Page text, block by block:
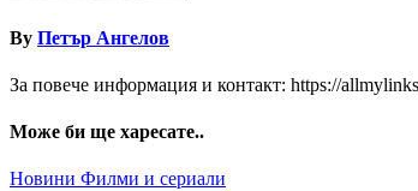
By Петър Ангелов
За повече информация и контакт: https://
Може би ще харесате..
Новини Филми и сериали